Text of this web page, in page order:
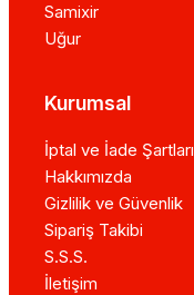
Samixir
Uğur
Kurumsal
İptal ve İade Şartları
Hakkımızda
Gizlilik ve Güvenlik
Sipariş Takibi
S.S.S.
İletişim